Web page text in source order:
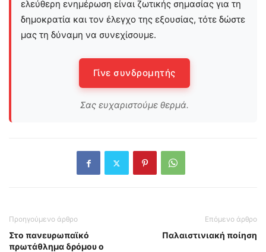
ελεύθερη ενημέρωση είναι ζωτικής σημασίας για τη
δημοκρατία και τον έλεγχο της εξουσίας, τότε δώστε
μας τη δύναμη να συνεχίσουμε.
Γίνε συνδρομητής
Σας ευχαριστούμε θερμά.
Προηγούμενο άρθρο
Στο πανευρωπαϊκό
πρωτάθλημα δρόμου ο
Επόμενο άρθρο
Παλαιστινιακή ποίηση